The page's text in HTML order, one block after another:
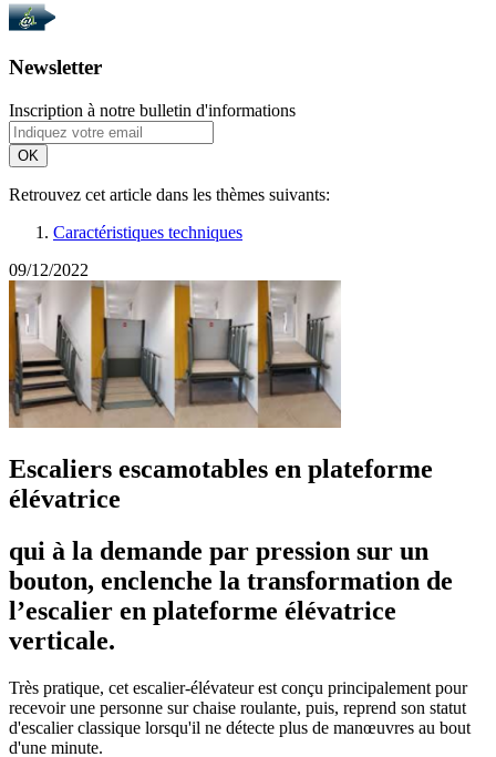
Newsletter
Inscription à notre bulletin d'informations
OK
Retrouvez cet article dans les thèmes suivants:
Caractéristiques techniques
09/12/2022
Escaliers escamotables en plateforme
élévatrice
qui à la demande par pression sur un
bouton, enclenche la transformation de
l’escalier en plateforme élévatrice
verticale.
Très pratique, cet escalier-élévateur est conçu principalement pour
recevoir une personne sur chaise roulante, puis, reprend son statut
d'escalier classique lorsqu'il ne détecte plus de manœuvres au bout
d'une minute.